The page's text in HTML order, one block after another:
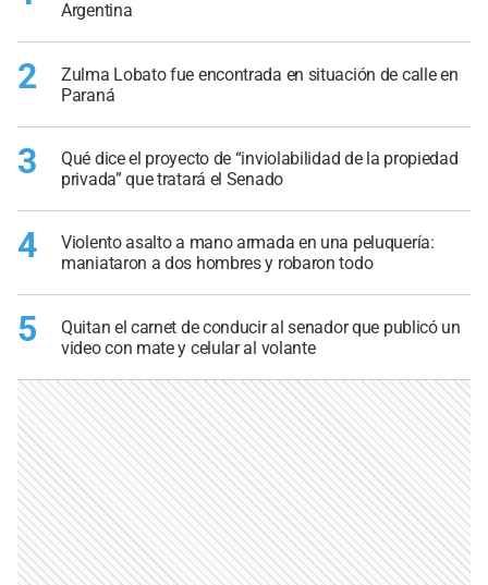
Argentina
2
Zulma Lobato fue encontrada en situación de calle en
Paraná
3
Qué dice el proyecto de “inviolabilidad de la propiedad
privada” que tratará el Senado
4
Violento asalto a mano armada en una peluquería:
maniataron a dos hombres y robaron todo
5
Quitan el carnet de conducir al senador que publicó un
video con mate y celular al volante